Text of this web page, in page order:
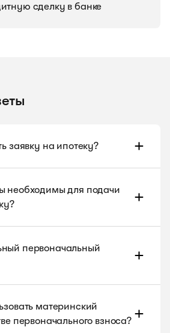
сделку в банке
заявку на ипотеку?
необходимы для подачи
первоначальный
материнский
первоначального взноса?